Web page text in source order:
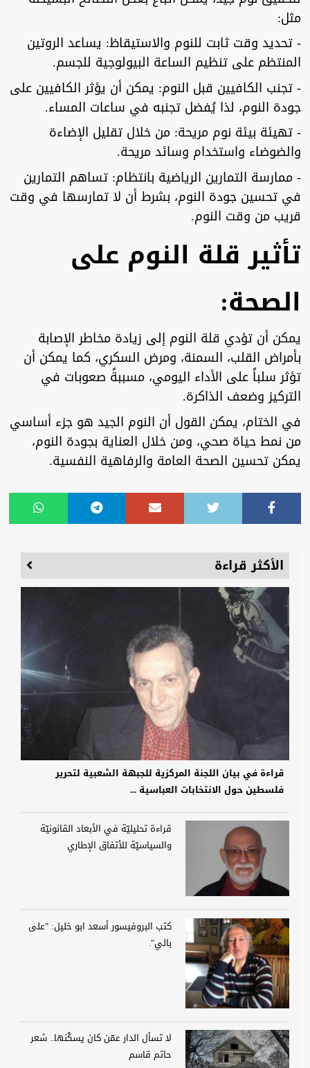
مثل:
- تحديد وقت ثابت للنوم والاستيقاظ: يساعد الروتين
المنتظم على تنظيم الساعة البيولوجية للجسم.
- تجنب الكافيين قبل النوم: يمكن أن يؤثر الكافيين على
جودة النوم، لذا يُفضل تجنبه في ساعات المساء.
- تهيئة بيئة نوم مريحة: من خلال تقليل الإضاءة
والضوضاء واستخدام وسائد مريحة.
- ممارسة التمارين الرياضية بانتظام: تساهم التمارين
في تحسين جودة النوم، بشرط أن لا تمارسها في وقت
قريب من وقت النوم.
تأثير قلة النوم على
الصحة:
يمكن أن تؤدي قلة النوم إلى زيادة مخاطر الإصابة
بأمراض القلب، السمنة، ومرض السكري، كما يمكن أن
تؤثر سلباً على الأداء اليومي، مسببةً صعوبات في
التركيز وضعف الذاكرة.
في الختام، يمكن القول أن النوم الجيد هو جزء أساسي
من نمط حياة صحي، ومن خلال العناية بجودة النوم،
يمكن تحسين الصحة العامة والرفاهية النفسية.
الأكثر قراءة
قراءة في بيان اللجنة المركزية للجبهة الشعبية لتحرير
فلسطين حول الانتخابات العباسية ...
قراءة تحليليّة في الأبعاد القانونيّة
والسياسيّة للأتفاق الإطاري
كتب البروفيسور أسعد ابو خليل: "على
بالي".
لا تسأل الدار عمّن كان يسكُنها.. شعر
حاتم قاسم